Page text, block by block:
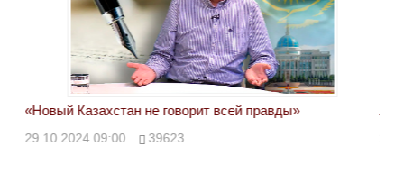
«Новый Казахстан не говорит всей правды»
29.10.2024 09:00 39623